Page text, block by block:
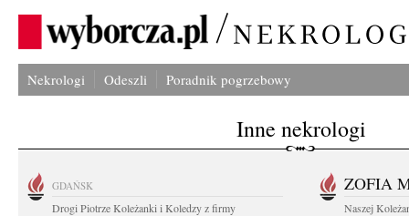
Nekrologi Odeszli Poradnik pogrzebowy
Inne nekrologi
GDAŃSK
Drogi Piotrze Koleżanki i Koledzy z firmy
ZOFIA
Naszej